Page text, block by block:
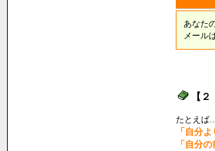
あなた
メール
【
たとえば
「自分
「自分